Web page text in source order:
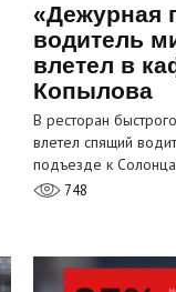
«Дежурная
водитель
влетел в
Копылова
В ресторан
влетел спящий
подъезде к
748